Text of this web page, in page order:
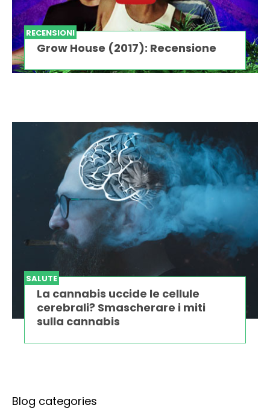
RECENSIONI
Grow House (2017): Recensione
SALUTE
La cannabis uccide le cellule
cerebrali? Smascherare i miti
sulla cannabis
Blog categories